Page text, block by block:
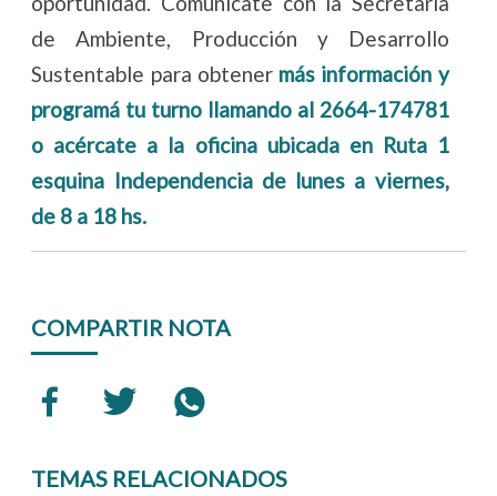
de Ambiente, Producción y Desarrollo
Sustentable para obtener más información y
programá tu turno llamando al 2664-174781
o acércate a la oficina ubicada en Ruta 1
esquina Independencia de lunes a viernes,
de 8 a 18 hs.
COMPARTIR NOTA
TEMAS RELACIONADOS